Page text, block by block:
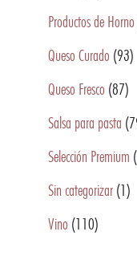
Productos de Horno
Queso Curado (93)
Queso Fresco (87)
Salsa para pasta
Selección Premium
Sin categorizar (1)
Vino (110)